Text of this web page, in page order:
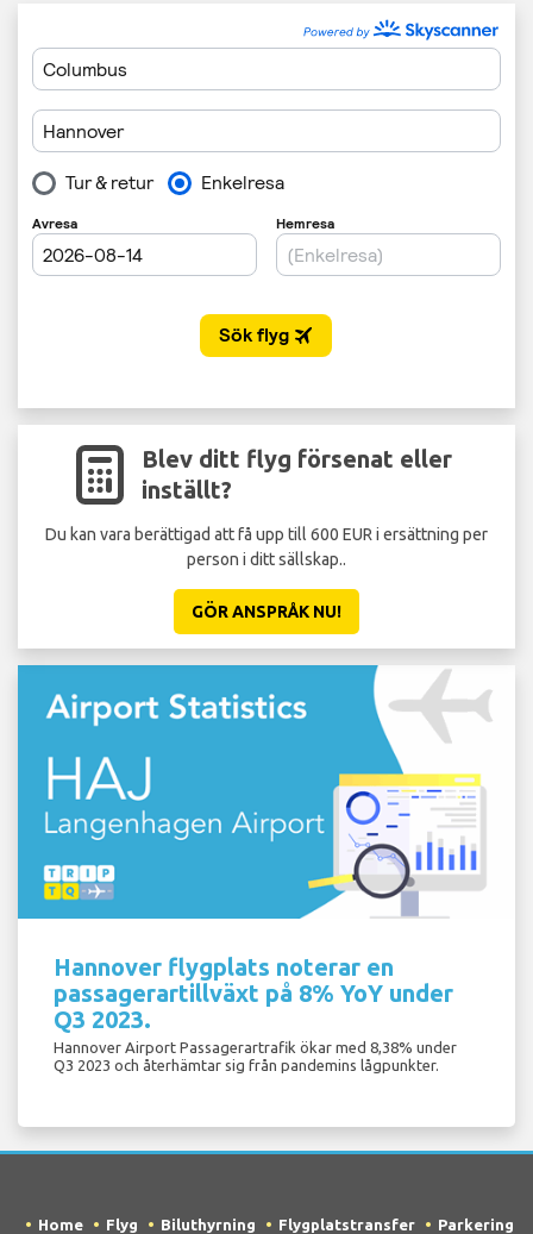
Blev ditt flyg försenat eller
inställt?
Du kan vara berättigad att få upp till 600 EUR i ersättning per
person i ditt sällskap..
GÖR ANSPRÅK NU!
Hannover flygplats noterar en
passagerartillväxt på 8% YoY under
Q3 2023.
Hannover Airport Passagerartrafik ökar med 8,38% under
Q3 2023 och återhämtar sig från pandemins lågpunkter.
Home Flyg Biluthyrning Flygplatstransfer Parkering